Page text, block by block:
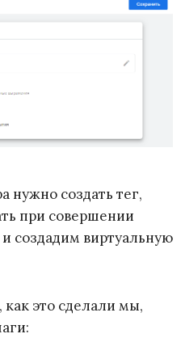
нужно создать тег,
при совершении
создадим виртуальную
как это сделали мы,